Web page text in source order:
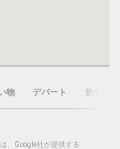
物 デパート 飲食店
、Google社が提供する